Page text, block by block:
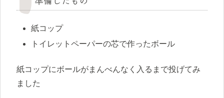
紙コップ
トイレットペーパーの芯で作ったボール
紙コップにボールがまんべんなく入るまで投げてみ
ました